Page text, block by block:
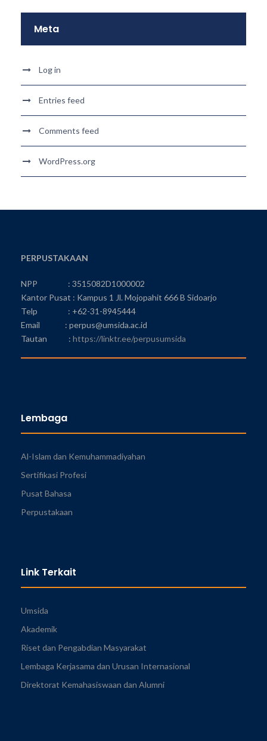
Meta
Log in
Entries feed
Comments feed
WordPress.org
PERPUSTAKAAN
NPP : 3515082D1000002
Kantor Pusat : Kampus 1 Jl. Mojopahit 666 B Sidoarjo
Telp : +62-31-8945444
Email : perpus@umsida.ac.id
Tautan : https://linktr.ee/perpusumsida
Lembaga
Al-Islam dan Kemuhammadiyahan
Sertifikasi Profesi
Pusat Bahasa
Perpustakaan
Link Terkait
Umsida
Akademik
Riset dan Pengabdian Masyarakat
Lembaga Kerjasama dan Urusan Internasional
Direktorat Kemahasiswaan dan Alumni